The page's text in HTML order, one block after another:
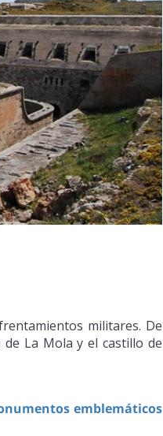
militares. De
La Mola y el castillo de
emblemáticos